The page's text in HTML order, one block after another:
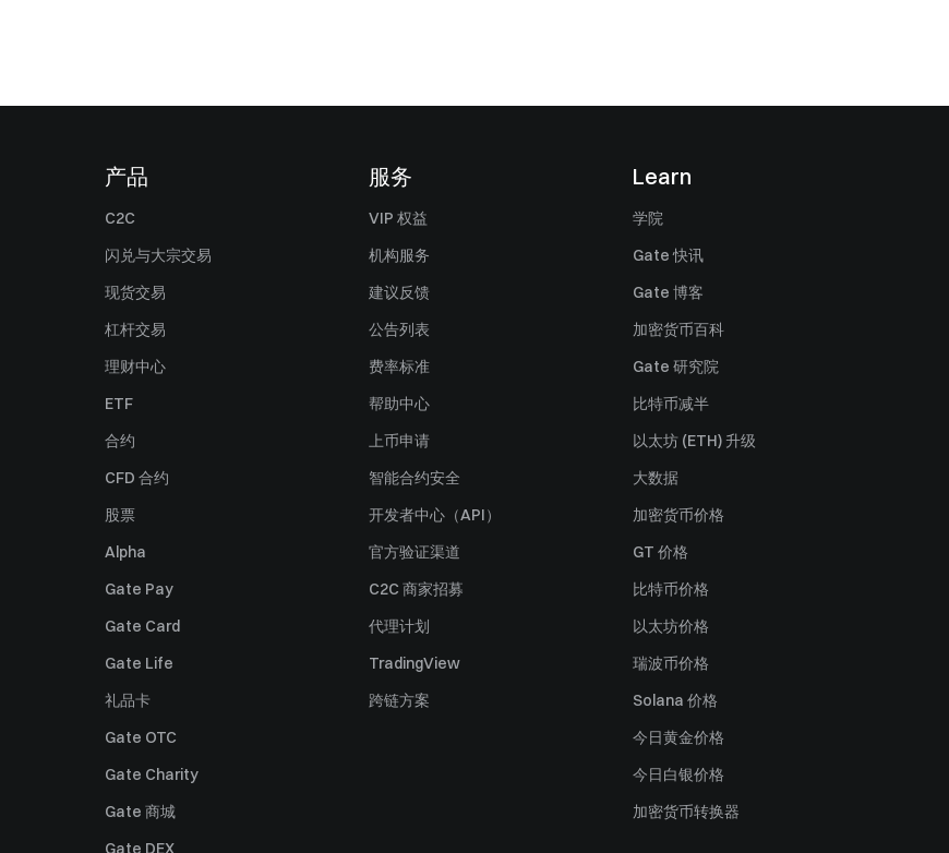
产品
C2C
闪兑与大宗交易
现货交易
杠杆交易
理财中心
ETF
合约
CFD 合约
股票
Alpha
Gate Pay
Gate Card
Gate Life
礼品卡
Gate OTC
Gate Charity
Gate 商城
Gate DEX
服务
VIP 权益
机构服务
建议反馈
公告列表
费率标准
帮助中心
上币申请
智能合约安全
开发者中心（API）
官方验证渠道
C2C 商家招募
代理计划
TradingView
跨链方案
Learn
学院
Gate 快讯
Gate 博客
加密货币百科
Gate 研究院
比特币减半
以太坊 (ETH) 升级
大数据
加密货币价格
GT 价格
比特币价格
以太坊价格
瑞波币价格
Solana 价格
今日黄金价格
今日白银价格
加密货币转换器